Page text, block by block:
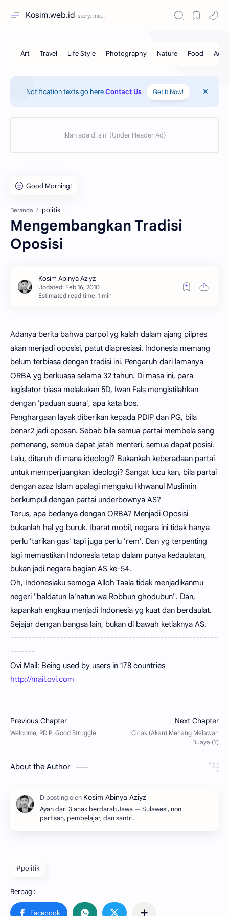
Kosim.web.id
Notification texts go hereContact Us Get It Now!
Beranda politik
Mengembangkan Tradisi
Oposisi
Estimated read time: 1 min
Adanya berita bahwa parpol yg kalah dalam ajang pilpres
akan menjadi oposisi, patut diapresiasi. Indonesia memang
belum terbiasa dengan tradisi ini. Pengaruh dari lamanya
ORBA yg berkuasa selama 32 tahun. Di masa ini, para
legislator biasa melakukan 5D, Iwan Fals mengistilahkan
dengan 'paduan suara', apa kata bos.
Penghargaan layak diberikan kepada PDIP dan PG, bila
benar2 jadi oposan. Sebab bila semua partai membela sang
pemenang, semua dapat jatah menteri, semua dapat posisi.
Lalu, ditaruh di mana ideologi? Bukankah keberadaan partai
untuk memperjuangkan ideologi? Sangat lucu kan, bila partai
dengan azaz Islam apalagi mengaku Ikhwanul Muslimin
berkumpul dengan partai underbownya AS?
Terus, apa bedanya dengan ORBA? Menjadi Oposisi
bukanlah hal yg buruk. Ibarat mobil, negara ini tidak hanya
perlu 'tarikan gas' tapi juga perlu 'rem'. Dan yg terpenting
lagi memastikan Indonesia tetap dalam punya kedaulatan,
bukan jadi negara bagian AS ke-54.
Oh, Indonesiaku semoga Alloh Taala tidak menjadikanmu
negeri "baldatun la'natun wa Robbun ghodubun". Dan,
kapankah engkau menjadi Indonesia yg kuat dan berdaulat.
Sejajar dengan bangsa lain, bukan di bawah ketiaknya AS.
----------------------------------------------------------
-------
Ovi Mail: Being used by users in 178 countries
http://mail.ovi.com
About the Author
Ayah dari 3 anak berdarah Jawa — Sulawesi, non
partisan, pembelajar, dan santri.
#politik